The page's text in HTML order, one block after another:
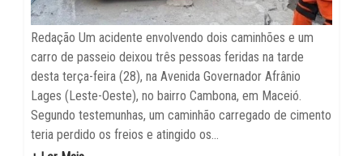
Redação Um acidente envolvendo dois caminhões e um
carro de passeio deixou três pessoas feridas na tarde
desta terça-feira (28), na Avenida Governador Afrânio
Lages (Leste-Oeste), no bairro Cambona, em Maceió.
Segundo testemunhas, um caminhão carregado de cimento
teria perdido os freios e atingido os...